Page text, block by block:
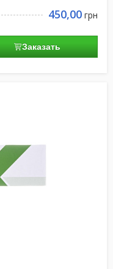
450,00 грн
Заказать